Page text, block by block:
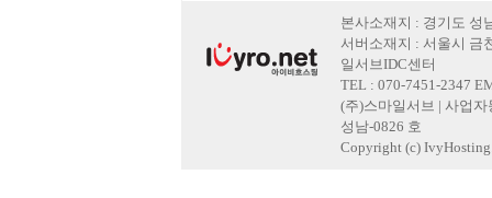
본사소재지 : 경기도 성
서버소재지 : 서울시 금
일서브IDC센터
TEL : 070-7451-2347
(주)스마일서브 | 사업
성남-0826 호
Copyright (c)